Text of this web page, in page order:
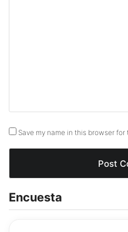
Save my name in this browser
Encuesta